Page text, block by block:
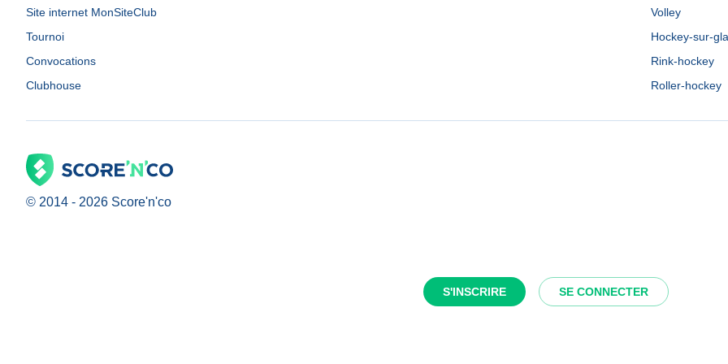
S'INSCRIRE SE CONNECTER
Site internet MonSiteClub
Tournoi
Convocations
Clubhouse
Volley
Hockey-sur-
Rink-hockey
Roller-hockey
© 2014 - 2026 Score'n'co